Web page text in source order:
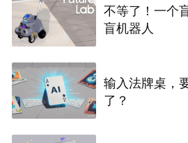
不等了！一个
盲机器人
输入法牌桌，
了？